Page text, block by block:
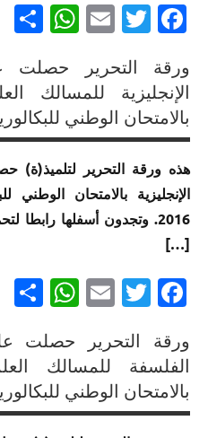
إنجازات
في
الامتحان
الموحد
الوطني
للبكالوريا
مسلك
العلوم
الرياضية
متميزة
في
الامتحان
الموحد
الوطني
للبكالوريا
مسلك
أ
متميزة
في
الامتحان
الموحد
للبكالوريا
مسلك
العلوم
الرياضية
لغة
فرنسية
إنجازات
متميزة
في
المسالك
متميزة
في
الامتحان
الموحد
للبكالوريا
مسلك
العلوم
الاقتصادية
متميزة في
الموحد
الوطني
للبكالوريا
مسلك
Facebook
Twitter
Email
إنجازات
متميزة
في
الموحد
الوطني
للبكالوريا
لجميع
إنجازات
في
الامتحان
الموحد
الوطني
الإنجليزية للمسالك
بالامتحان الوطني للبكالوريا
الإنجليزية بالامتحان الوطني
2016. وتجدون أسفلها
[…]
Facebook
Twitter
Email
إنجازات
متميزة
في
الفلسفة للمسالك
بالامتحان الوطني للبكالوريا